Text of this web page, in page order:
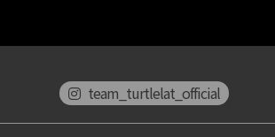
team_turtlelat_official